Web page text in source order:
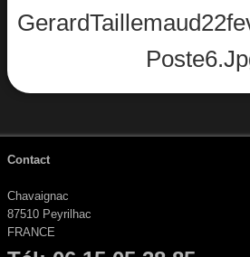
Contact
Chavaignac
87510 Peyrilhac
FRANCE